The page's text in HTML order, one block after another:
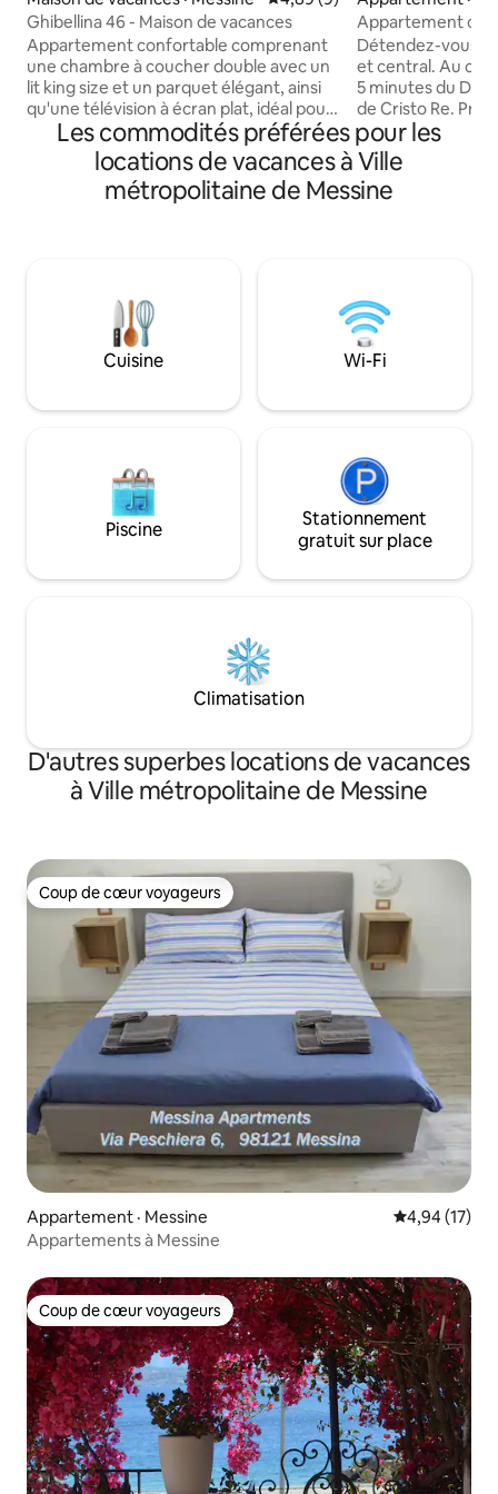
Ghibellina 46 - Maison de vacances
Appartement confortable comprenant
une chambre à coucher double avec un
lit king size et un parquet élégant, ainsi
qu'une télévision à écran plat, idéal pour
une détente totale. Le salon avec coin
cuisine est également équipé pour
pouvoir dîner sur place. De plus, il est
équipé d’un grand téléviseur de 50 po et
privée et est équipé d’une laveuse, de la
climatisation et de radiateurs pour
assurer un confort maximal.
Appartement
Détendez-vous
et central. Au
5 minutes du
de Cristo Re.
principales
du sanctuaire de
pourrez profiter
sur toute la ville.
boulangeries, un
bars et des
stationnement
Les commodités préférées pour les
locations de vacances à Ville
métropolitaine de Messine
Cuisine Wi-Fi
Piscine
Stationnement
gratuit sur place
Climatisation
D'autres superbes locations de vacances
à Ville métropolitaine de Messine
Coup de cœur voyageurs
Coup de cœur voyageurs
Appartement · Messine Note
4,94 (17)
Appartements à Messine
Coup de cœur voyageurs
Coup de cœur voyageurs